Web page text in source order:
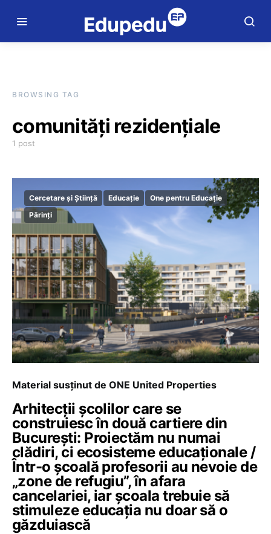
BROWSING TAG
comunități rezidențiale
1 post
Cercetare și Știință Educație
One pentru Educație
Părinți
Material susținut de ONE United Properties
Arhitecții școlilor care se
construiesc în două cartiere din
București: Proiectăm nu numai
clădiri, ci ecosisteme educaționale /
Într-o școală profesorii au nevoie de
„zone de refugiu”, în afara
cancelariei, iar școala trebuie să
stimuleze educația nu doar să o
găzduiască